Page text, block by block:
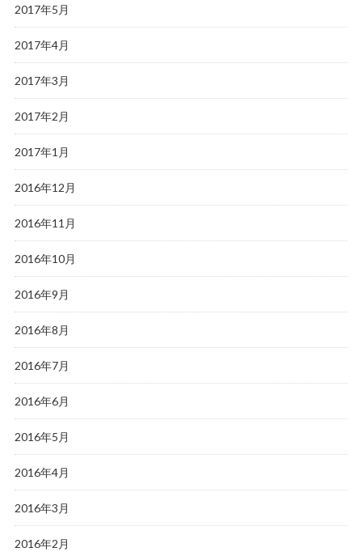
2017年5月
2017年4月
2017年3月
2017年2月
2017年1月
2016年12月
2016年11月
2016年10月
2016年9月
2016年8月
2016年7月
2016年6月
2016年5月
2016年4月
2016年3月
2016年2月